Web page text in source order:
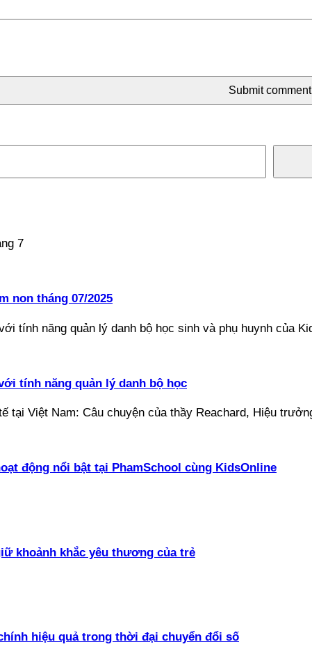
Submit comment
non tháng 07/2025
tính năng quản lý danh bộ học
động nổi bật tại PhamSchool cùng KidsOnline
khoảnh khắc yêu thương của trẻ
hiệu quả trong thời đại chuyển đổi số